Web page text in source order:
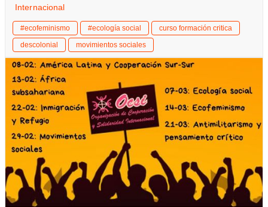
Internacional
#ecofeminismo #ecología social
curso formación critica
descolonial
movimientos sociales